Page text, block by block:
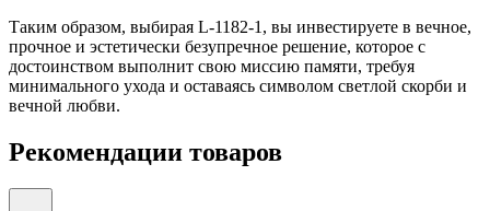
Таким образом, выбирая L-1182-1, вы инвестируете в вечное,
прочное и эстетически безупречное решение, которое с
достоинством выполнит свою миссию памяти, требуя
минимального ухода и оставаясь символом светлой скорби и
вечной любви.
Рекомендации товаров